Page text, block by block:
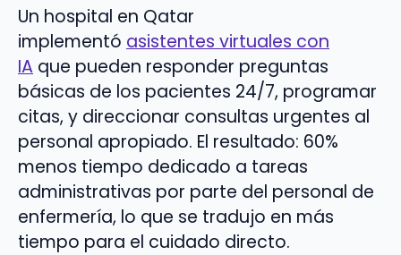
Un hospital en Qatar
implementó asistentes virtuales con
IA que pueden responder preguntas
básicas de los pacientes 24/7, programar
citas, y direccionar consultas urgentes al
personal apropiado. El resultado: 60%
menos tiempo dedicado a tareas
administrativas por parte del personal de
enfermería, lo que se tradujo en más
tiempo para el cuidado directo.